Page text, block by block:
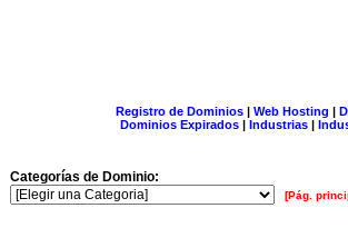
Registro de Dominios| Web Hosting |
Dominios Expirados | Industrias |
Categorías de Dominio:
[Pág.